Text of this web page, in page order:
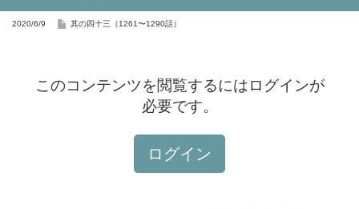
2020/6/9 其の四十三（1261〜1290話）
このコンテンツを閲覧するにはログインが
必要です。
ログイン